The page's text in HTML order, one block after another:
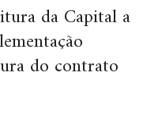
da Capital a
do contrato